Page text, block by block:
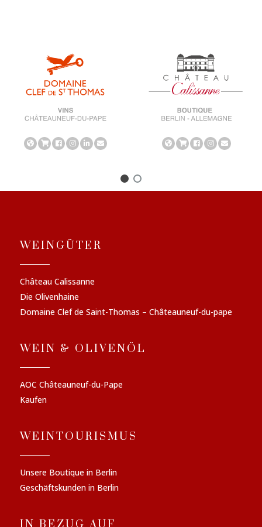
WEINGÜTER
Château Calissanne
Die Olivenhaine
Domaine Clef de Saint-Thomas – Châteauneuf-du-pape
WEIN & OLIVENÖL
AOC Châteauneuf-du-Pape
Kaufen
WEINTOURISMUS
Unsere Boutique in Berlin
Geschäftskunden in Berlin
IN BEZUG AUF